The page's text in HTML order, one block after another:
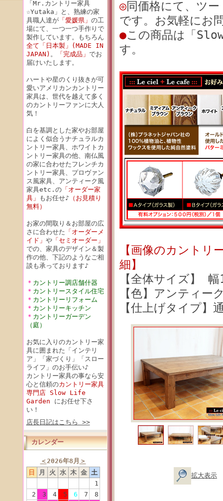
「Mr.カントリー家具
☆Yutaka」と、熟練の家
具職人達が「愛媛県」 の工
場にて、一つ一つ手作りで
製作しています。もちろん
全て「日本製」(MADE IN
JAPAN) 。 「完成品」 でお
届けいたします。
ハートや星のくり抜きが可
愛いアメリカンカントリー
家具は、世代を越えて多く
のカントリーファンに大人
気！
白を基調とした家やお部屋
によく似合うナチュラルカ
ントリー家具、ホワイトカ
ントリー家具の他、南仏風
の家に合わせたフレンチカ
ントリー家具、プロヴァン
ス風家具、アンティーク風
家具etc.の「オーダー家
具」 もお任せ♪ （お見積り
無料）
お家の間取り＆お部屋の広
さに合わせた 「オーダーメ
イド」 や「セミオーダー」
での、家具のデザイン＆製
作の他、下記のようなご相
談も承っております♪
＊ カントリー調店舗什器
＊ カントリースタイル住宅
＊ カントリーリフォーム
＊ カントリーキッチン
＊ カントリーガーデン
（庭）
お気に入りのカントリー家
具に囲まれた「インテリ
ア」「家づくり」「スロー
ライフ」のお手伝い♪
カントリー家具の事なら安
心と信頼のカントリー家具
専門店 Slow Life
Garden にお任せ下さ
い！
店長日記はこちら >>
カレンダー
＜2026年8月 ＞
日
月 火 水 木 金 土
1
2
3 4 5 6 7
8
◎同価格にて、ツ
です。お気軽にお
●この商品は「
す。
【画像のカントリ
細】
【全体サイズ】
【色】アンティー
【仕上げタイプ】
拡大表示